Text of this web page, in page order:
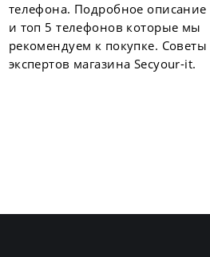
телефона. Подробное описание
и топ 5 телефонов которые мы
рекомендуем к покупке. Советы
экспертов магазина Secyour-it.